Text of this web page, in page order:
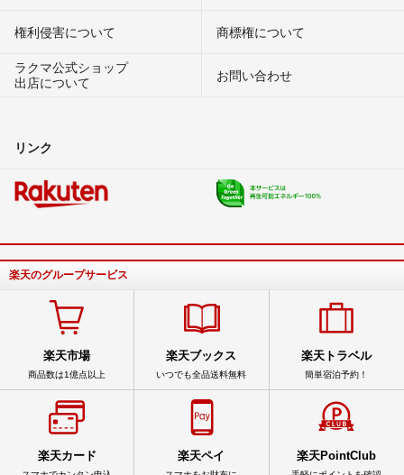
権利侵害について
商標権について
ラクマ公式ショップ
出店について
お問い合わせ
リンク
楽天のグループサービス
楽天市場
商品数は1億点以上
楽天ブックス
いつでも全品送料無料
楽天トラベル
簡単宿泊予約！
楽天カード 楽天ペイ 楽天PointClub